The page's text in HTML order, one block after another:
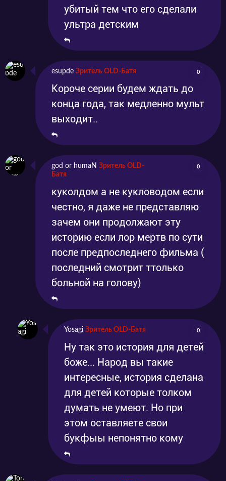
убитый тем что его сделали
ультра детским
esupde Зритель OLD-Батя 0
Короче серии будем ждать до
конца года, так медленно мульт
выходит..
god or humaN Зритель OLD-
Батя
0
куколдом а не кукловодом если
честно, я даже не представляю
зачем они продолжают эту
историю если лор мертв по сути
после предпоследнего фильма (
последний смотрит ттолько
больной на голову)
Yosagi Зритель OLD-Батя 0
Ну так это история для детей
боже... Народ вы такие
интересные, история сделана
для детей которые толком
думать не умеют. Но при
этом оставляете свои
букфыы непонятно кому